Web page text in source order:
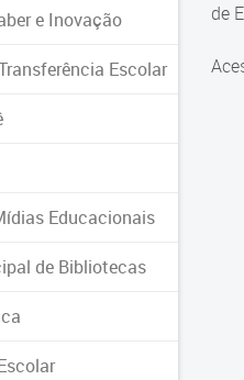
e Inovação
Escolar
Educacionais
de Bibliotecas
de